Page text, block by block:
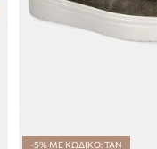
-5% ΜΕ ΚΩΔΙΚΟ: TAN